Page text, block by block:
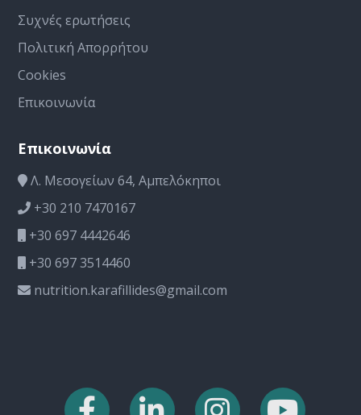
Συχνές ερωτήσεις
Πολιτική Απορρήτου
Cookies
Επικοινωνία
Επικοινωνία
Λ. Μεσογείων 64, Αμπελόκηποι
+30 210 7470167
+30 697 4442646
+30 697 3514460
nutrition.karafillides@gmail.com